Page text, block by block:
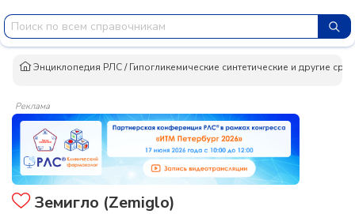
Энциклопедия РЛС/Гипогликемические синтетические и другие
Реклама
Земигло (Zemiglo)